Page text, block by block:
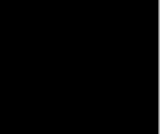
McCue))
de electricidad
second unit (as Alex